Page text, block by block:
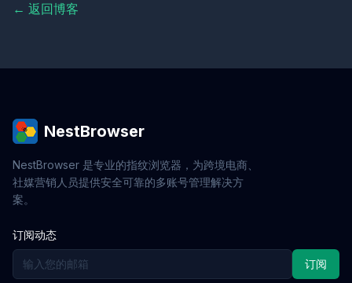
← 返回博客
NestBrowser
NestBrowser 是专业的指纹浏览器，为跨境电商、
社媒营销人员提供安全可靠的多账号管理解决方
案。
订阅动态
订阅